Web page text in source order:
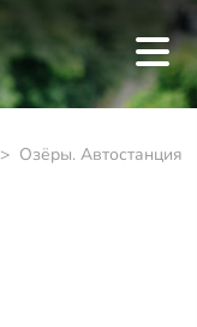
Озёры. Автостанция